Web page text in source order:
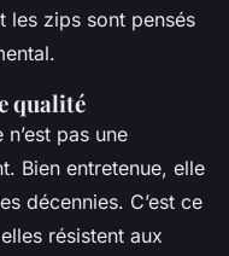
les zips sont pensés
qualité
pas une
Bien entretenue, elle
décennies. C’est ce
résistent aux